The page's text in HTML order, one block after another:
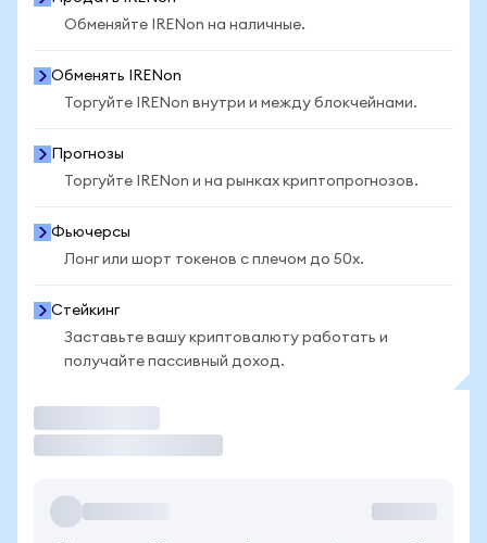
Обменяйте IRENon на наличные.
Обменять IRENon
Торгуйте IRENon внутри и между блокчейнами.
Прогнозы
Торгуйте IRENon и на рынках криптопрогнозов.
Фьючерсы
Лонг или шорт токенов с плечом до 50x.
Стейкинг
Заставьте вашу криптовалюту работать и
получайте пассивный доход.